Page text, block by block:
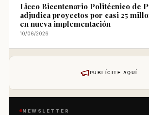
Liceo Bicentenario Politécnico de
adjudica proyectos por casi 25
en nueva implementación
10/06/2026
PUBLÍCITE AQUÍ
NEWSLETTER